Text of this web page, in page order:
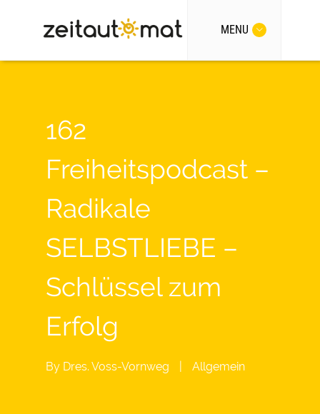
MENU
162
Freiheitspodcast –
Radikale
SELBSTLIEBE –
Schlüssel zum
Erfolg
By Dres. Voss-Vornweg Allgemein